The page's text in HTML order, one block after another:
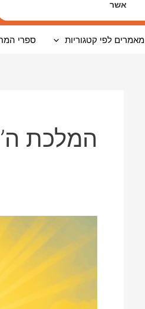
אשר
מאמרים לפי קטגוריות ספרי
המלכת ה’